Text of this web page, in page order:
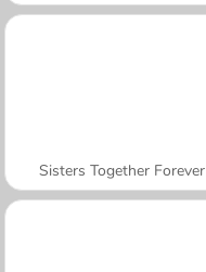
Sisters Together Forever